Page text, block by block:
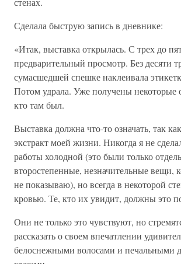
Сделала быструю запись в дневнике:
«Итак, выставка открылась. С трех до
предварительный просмотр. Без десяти
сумасшедшей спешке наклеивала
Потом удрала. Уже получены некоторые
кто там был.
Выставка должна что-то означать, так
экстракт моей жизни. Никогда я не
работы холодной (это были только
второстепенные, незначительные вещи,
не показываю), но всегда в некоторой
кровью. Те, кто их увидит, должны это
Они не только это чувствуют, но
рассказать о своем впечатлении
белоснежными волосами и печальными